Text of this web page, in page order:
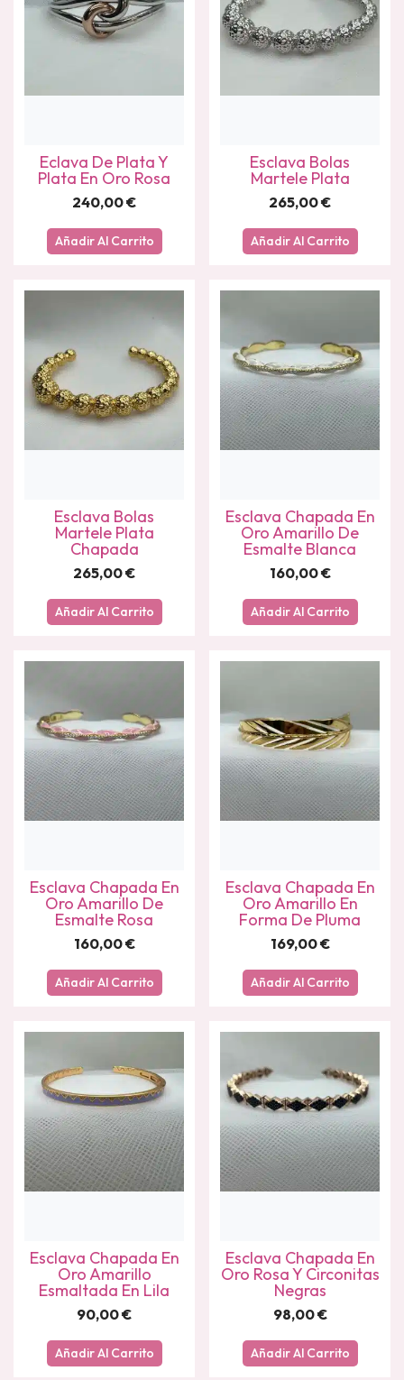
Eclava De Plata Y
Plata En Oro Rosa
240,00€
Añadir Al Carrito
Esclava Bolas
Martele Plata
265,00€
Añadir Al Carrito
Esclava Bolas
Martele Plata
Chapada
265,00€
Añadir Al Carrito
Esclava Chapada En
Oro Amarillo De
Esmalte Blanca
160,00€
Añadir Al Carrito
Esclava Chapada En
Oro Amarillo De
Esmalte Rosa
160,00€
Añadir Al Carrito
Esclava Chapada En
Oro Amarillo En
Forma De Pluma
169,00€
Añadir Al Carrito
Esclava Chapada En
Oro Amarillo
Esmaltada En Lila
90,00€
Añadir Al Carrito
Esclava Chapada En
Oro Rosa Y Circonitas
Negras
98,00€
Añadir Al Carrito